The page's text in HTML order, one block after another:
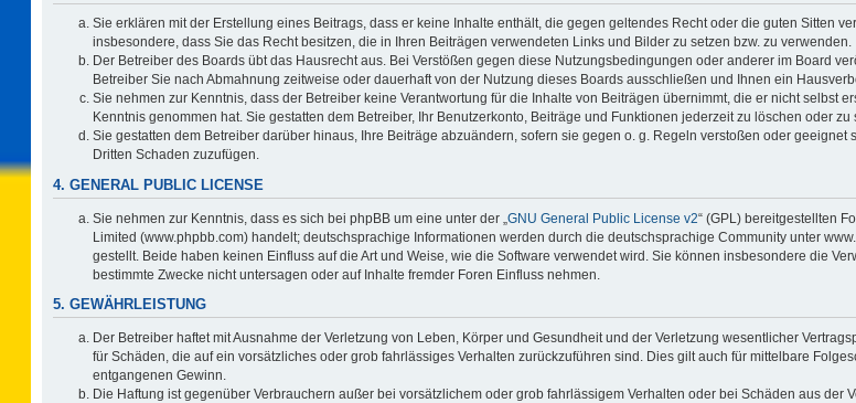
Sie erklären mit der Erstellung eines Beitrags, dass er keine Inhalte enthält, die gegen geltendes Recht oder die guten Sitten
insbesondere, dass Sie das Recht besitzen, die in Ihren Beiträgen verwendeten Links und Bilder zu setzen bzw. zu verwenden.
Der Betreiber des Boards übt das Hausrecht aus. Bei Verstößen gegen diese Nutzungsbedingungen oder anderer im Board
Betreiber Sie nach Abmahnung zeitweise oder dauerhaft von der Nutzung dieses Boards ausschließen und Ihnen ein
Sie nehmen zur Kenntnis, dass der Betreiber keine Verantwortung für die Inhalte von Beiträgen übernimmt, die er nicht selbst
Kenntnis genommen hat. Sie gestatten dem Betreiber, Ihr Benutzerkonto, Beiträge und Funktionen jederzeit zu löschen oder zu
Sie gestatten dem Betreiber darüber hinaus, Ihre Beiträge abzuändern, sofern sie gegen o. g. Regeln verstoßen oder geeignet
Dritten Schaden zuzufügen.
4. GENERAL PUBLIC LICENSE
Sie nehmen zur Kenntnis, dass es sich bei phpBB um eine unter der „ GNU General Public License v2“ (GPL) bereitgestellten
Limited (www.phpbb.com) handelt; deutschsprachige Informationen werden durch die deutschsprachige Community unter
gestellt. Beide haben keinen Einfluss auf die Art und Weise, wie die Software verwendet wird. Sie können insbesondere die
bestimmte Zwecke nicht untersagen oder auf Inhalte fremder Foren Einfluss nehmen.
5. GEWÄHRLEISTUNG
Der Betreiber haftet mit Ausnahme der Verletzung von Leben, Körper und Gesundheit und der Verletzung wesentlicher
für Schäden, die auf ein vorsätzliches oder grob fahrlässiges Verhalten zurückzuführen sind. Dies gilt auch für mittelbare
entgangenen Gewinn.
Die Haftung ist gegenüber Verbrauchern außer bei vorsätzlichem oder grob fahrlässigem Verhalten oder bei Schäden aus der